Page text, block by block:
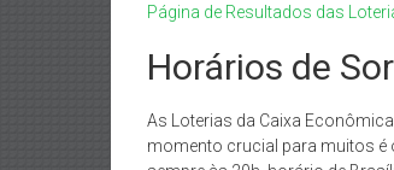
Página de Resultados das
Horários de
As Loterias da Caixa
momento crucial para muitos é